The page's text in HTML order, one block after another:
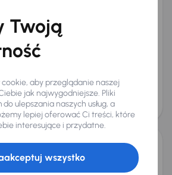
Książka serwisowa
VVT-i +6 kolejnych
dni przed
Cena po obniżce
60 000 zł
Twoją
aby przeglądanie naszej
jak najwygodniejsze. Pliki
do ulepszania naszych usług, a
lepiej oferować Ci treści, które
interesujące i przydatne.
wszystko